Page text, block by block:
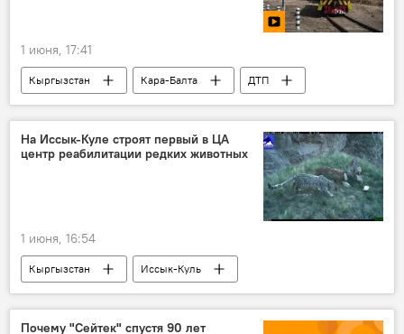
1 июня, 17:41
Кыргызстан Кара-Балта
ДТП
поезд
железнодорожный переезд
гибель
видео
На Иссык-Куле строят первый в ЦА
центр реабилитации редких животных
1 июня, 16:54
Кыргызстан
Иссык-Куль
строительство
центр
реабилитация
заповедник
Почему "Сейтек" спустя 90 лет